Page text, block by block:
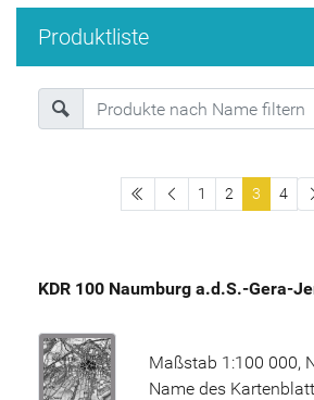
Produktliste
erste Seite
1 2 3 4
KDR 100 Naumburg a.d.S.-Gera-
Maßstab 1:100 000,
Name des